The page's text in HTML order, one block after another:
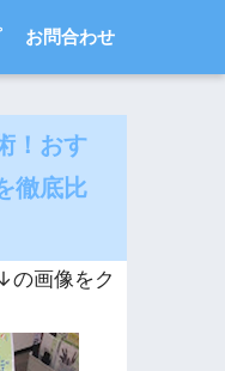
お問合わせ
！おす
徹底比
の画像をク